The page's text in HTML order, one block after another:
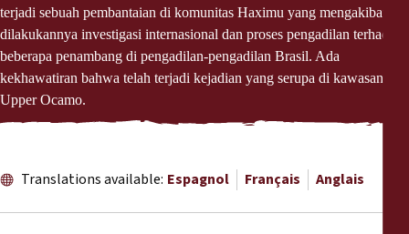
Rapports
Communiqués de presse
Procédures juridiques
terjadi sebuah pembantaian di komunitas Haximu yang mengakibatkan
dilakukannya investigasi internasional dan proses pengadilan terhadap
beberapa penambang di pengadilan-pengadilan Brasil. Ada
kekhawatiran bahwa telah terjadi kejadian yang serupa di kawasan
Upper Ocamo.
Translations available: Espagnol Français Anglais